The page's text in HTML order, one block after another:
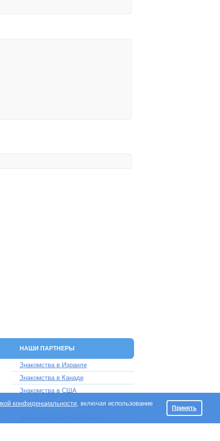
НАШИ ПАРТНЕРЫ
Знакомства в Израиле
Знакомства в Канаде
Знакомства в США
Знакомства в Великобритании
конфиденциальности, включая использование
Принять